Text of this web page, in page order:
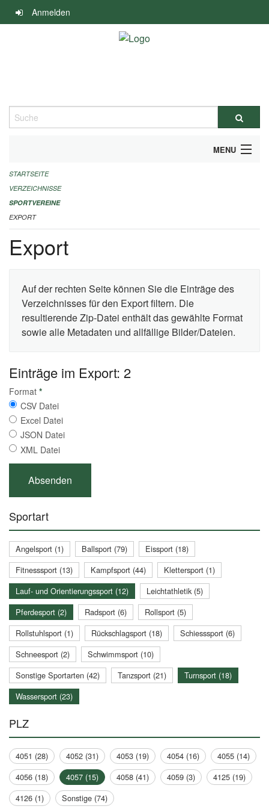
Navigation
überspringen
Anmelden
Suche
MENU
ALLGEMEINE INFORMATIONEN
FINANZIELLE UNTERSTÜTZUNG BENÖTIGT?
KONTAKT
STARTSEITE
VERZEICHNISSE
SPORTVEREINE
EXPORT
Export
Auf der rechten Seite können Sie die Einträge des
Verzeichnisses für den Export filtern. Die
resultierende Zip-Datei enthält das gewählte Format
sowie alle Metadaten und allfällige Bilder/Dateien.
Einträge im Export: 2
Format *
CSV Datei
Excel Datei
JSON Datei
XML Datei
Sportart
Angelsport (1) Ballsport (79)
Eissport (18)
Fitnesssport (13)
Kampfsport (44)
Klettersport (1)
Lauf- und Orientierungssport (12)
Leichtathletik (5)
Pferdesport (2)
Radsport (6)
Rollsport (5)
Rollstuhlsport (1)
Rückschlagsport (18)
Schiesssport (6)
Schneesport (2)
Schwimmsport (10)
Sonstige Sportarten (42)
Tanzsport (21)
Turnsport (18)
Wassersport (23)
PLZ
4051 (28) 4052 (31) 4053 (19) 4054 (16)
4055 (14)
4056 (18)
4057 (15) 4058 (41) 4059 (3)
4125 (19)
4126 (1)
Sonstige (74)